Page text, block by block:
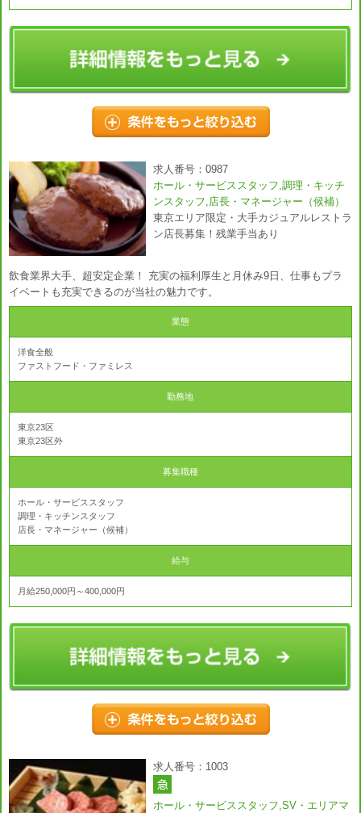
求人番号：0987
ホール・サービススタッフ,調理・キッチ
ンスタッフ,店長・マネージャー（候補）
東京エリア限定・大手カジュアルレストラ
ン店長募集！残業手当あり
飲食業界大手、超安定企業！ 充実の福利厚生と月休み9日、仕事もプラ
イベートも充実できるのが当社の魅力です。
業態
洋食全般
ファストフード・ファミレス
勤務地
東京23区
東京23区外
募集職種
ホール・サービススタッフ
調理・キッチンスタッフ
店長・マネージャー（候補）
給与
月給250,000円～400,000円
求人番号：1003
ホール・サービススタッフ,SV・エリアマ